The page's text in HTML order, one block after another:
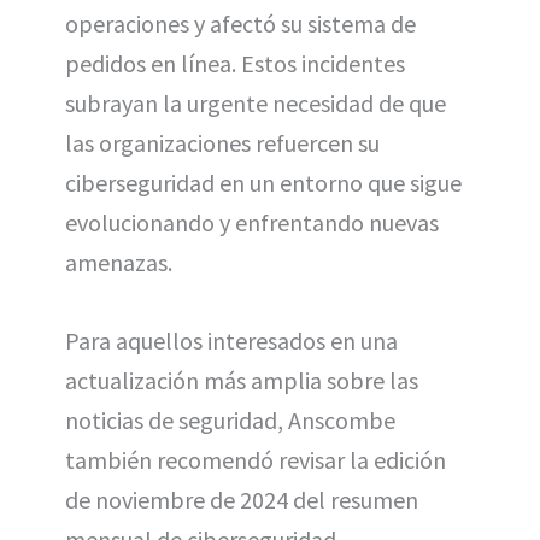
operaciones y afectó su sistema de
pedidos en línea. Estos incidentes
subrayan la urgente necesidad de que
las organizaciones refuercen su
ciberseguridad en un entorno que sigue
evolucionando y enfrentando nuevas
amenazas.
Para aquellos interesados en una
actualización más amplia sobre las
noticias de seguridad, Anscombe
también recomendó revisar la edición
de noviembre de 2024 del resumen